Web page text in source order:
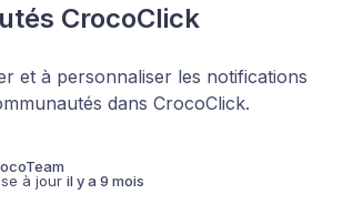
CrocoClick
et à personnaliser les notifications
dans CrocoClick.
à jour il y a 9 mois